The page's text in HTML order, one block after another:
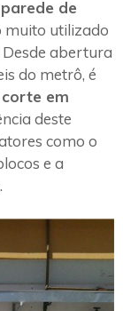
de
muito utilizado
abertura
do metrô, é
corte em
deste
como o
e a